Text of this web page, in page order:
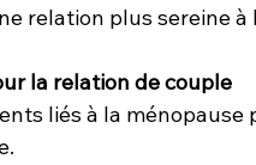
relation plus sereine à
la relation de couple
liés à la